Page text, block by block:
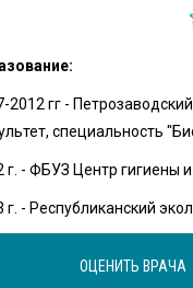
2012 гг -
специальность
г. - ФБУЗ Центр гигиены
г. - Республиканский
ОЦЕНИТЬ ВРАЧА